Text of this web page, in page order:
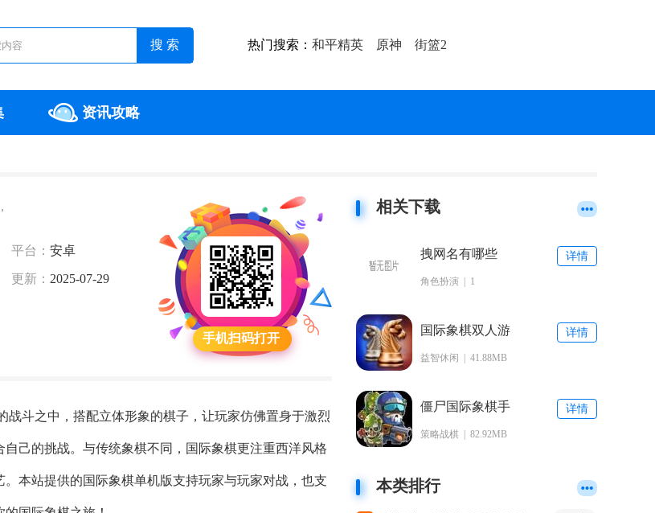
热门搜索： 和平精英 原神 街篮2
资讯攻略
平台： 安卓
更新： 2025-07-29
手机扫码打开
斗之中，搭配立体形象的棋子，让玩家仿佛置身于激烈
己的挑战。与传统象棋不同，国际象棋更注重西洋风格
本站提供的国际象棋单机版支持玩家与玩家对战，也支
相关下载
拽网名有哪些
角色扮演 | 1
详情
国际象棋双人游
益智休闲 | 41.88MB
详情
僵尸国际象棋手
策略战棋 | 82.92MB
详情
本类排行